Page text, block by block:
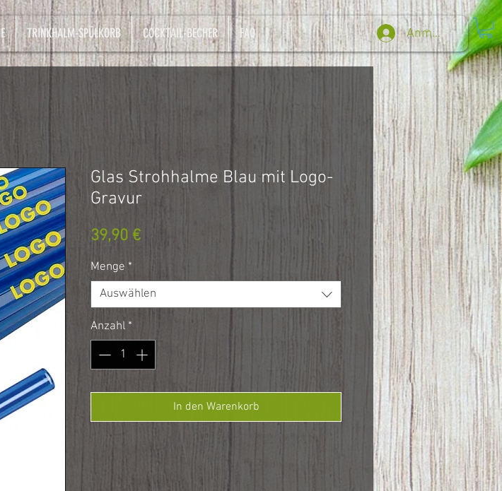
TRINKHALM-SPÜLKORB COCKTAIL-BECHER FAQ Anmelden
Glas Strohhalme Blau mit Logo-
Gravur
39,90 €Preis
Menge *
Auswählen
Anzahl *
In den Warenkorb